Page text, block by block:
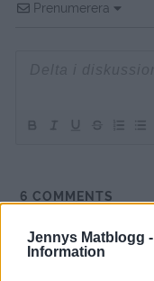
Jennys Matblogg -
Information
Prenumerera
6 COMMENTS